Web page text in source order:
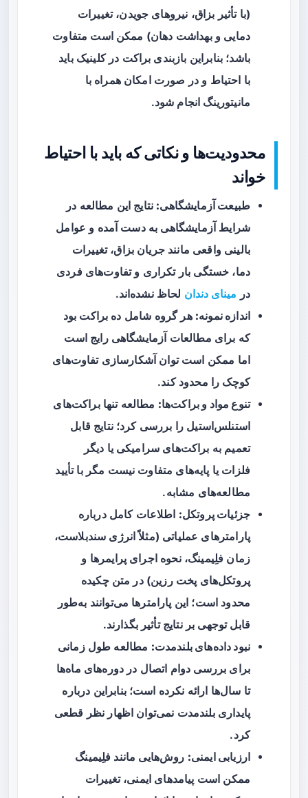
(با تأثیر بزاق، نیروهای جویدن، تغییرات
دمایی و بهداشت دهان) ممکن است متفاوت
باشد؛ بنابراین بازبندی براکت در کلینیک باید
با احتیاط و در صورت امکان همراه با
مانیتورینگ انجام شود.
محدودیت‌ها و نکاتی که باید با احتیاط
خواند
طبیعت آزمایشگاهی: نتایج این مطالعه در
شرایط آزمایشگاهی به دست آمده و عوامل
بالینی واقعی مانند جریان بزاق، تغییرات
دما، خستگی بار تکراری و تفاوت‌های فردی
در مینای دندان لحاظ نشده‌اند.
اندازه نمونه: هر گروه شامل ده براکت بود
که برای مطالعات آزمایشگاهی رایج است
اما ممکن است توان آشکارسازی تفاوت‌های
کوچک را محدود کند.
تنوع مواد و براکت‌ها: مطالعه تنها براکت‌های
استنلس‌استیل را بررسی کرد؛ نتایج قابل
تعمیم به براکت‌های سرامیکی یا دیگر
فلزات یا پایه‌های متفاوت نیست مگر با تأیید
مطالعه‌های مشابه.
جزئیات پروتکل: اطلاعات کامل درباره
پارامترهای عملیاتی (مثلاً انرژی سندبلاست،
زمان فلِیمینگ، نحوه اجرای پرایمرها و
پروتکل‌های پخت رزین) در متن چکیده
محدود است؛ این پارامترها می‌توانند به‌طور
قابل توجهی بر نتایج تأثیر بگذارند.
نبود داده‌های بلندمدت: مطالعه طول زمانی
برای بررسی دوام اتصال در دوره‌های ماه‌ها
تا سال‌ها ارائه نکرده است؛ بنابراین درباره
پایداری بلندمدت نمی‌توان اظهار نظر قطعی
کرد.
ارزیابی ایمنی: روش‌هایی مانند فلِیمینگ
ممکن است پیامدهای ایمنی، تغییرات